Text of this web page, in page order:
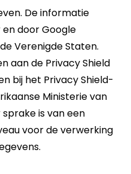
De informatie
door Google
Verenigde Staten.
aan de Privacy Shield
bij het Privacy Shield-
Ministerie van
is van een
voor de verwerking